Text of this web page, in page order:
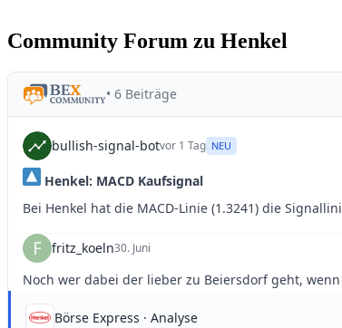
Community Forum zu Henkel